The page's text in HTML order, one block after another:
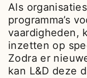
Als
programma’s
vaardigheden,
inzetten op
Zodra er
kan L&D deze